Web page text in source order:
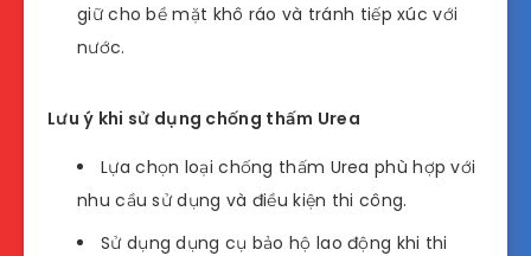
giữ cho bề mặt khô ráo và tránh tiếp xúc với
nước.
Lưu ý khi sử dụng chống thấm Urea
Lựa chọn loại chống thấm Urea phù hợp với
nhu cầu sử dụng và điều kiện thi công.
Sử dụng dụng cụ bảo hộ lao động khi thi